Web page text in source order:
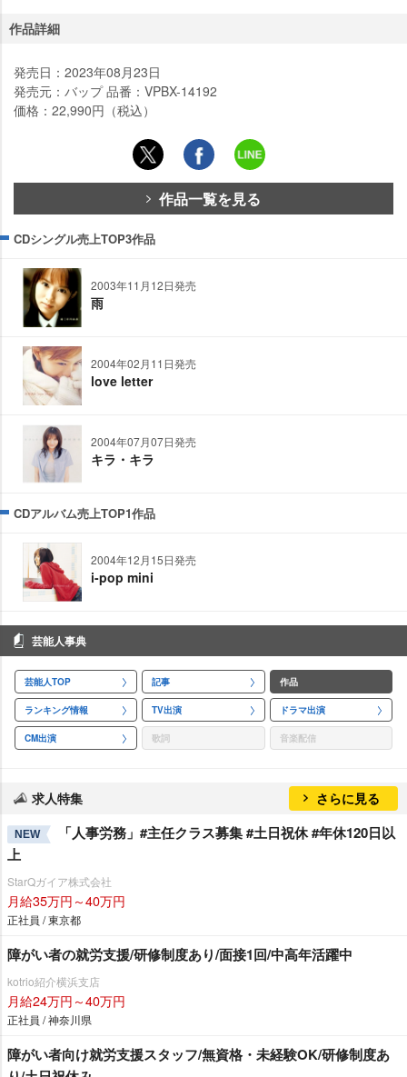
作品詳細
発売日：2023年08月23日
発売元：バップ 品番：VPBX-14192
価格：22,990円（税込）
作品一覧を見る
CDシングル売上TOP3作品
2003年11月12日発売
雨
2004年02月11日発売
love letter
2004年07月07日発売
キラ・キラ
CDアルバム売上TOP1作品
2004年12月15日発売
i-pop mini
芸能人事典
芸能人TOP 記事 作品
ランキング情報 TV出演 ドラマ出演
CM出演 歌詞 音楽配信
求人特集 さらに見る
NEW
「人事労務」#主任クラス募集 #土日祝休 #年休120日以
上
StarQガイア株式会社
月給35万円～40万円
正社員 / 東京都
障がい者の就労支援/研修制度あり/面接1回/中高年活躍中
kotrio紹介横浜支店
月給24万円～40万円
正社員 / 神奈川県
障がい者向け就労支援スタッフ/無資格・未経験OK/研修制度あ